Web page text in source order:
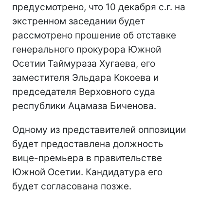
предусмотрено, что 10 декабря с.г. на
экстренном заседании будет
рассмотрено прошение об отставке
генерального прокурора Южной
Осетии Таймураза Хугаева, его
заместителя Эльдара Кокоева и
председателя Верховного суда
республики Ацамаза Биченова.
Одному из представителей оппозиции
будет предоставлена должность
вице-премьера в правительстве
Южной Осетии. Кандидатура его
будет согласована позже.